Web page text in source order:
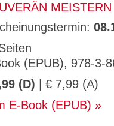
MEISTERN
(EPUB), 978-3-
(D) | € 7,99 (A)
E-Book (EPUB)